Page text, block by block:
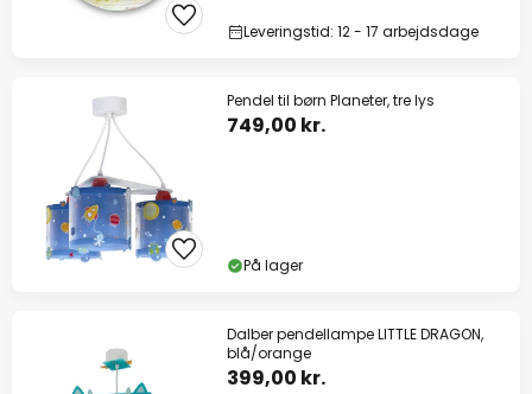
Leveringstid: 12 - 17 arbejdsdage
Pendel til børn Planeter, tre lys
749,00 kr.
På lager
Dalber pendellampe LITTLE DRAGON,
blå/orange
399,00 kr.